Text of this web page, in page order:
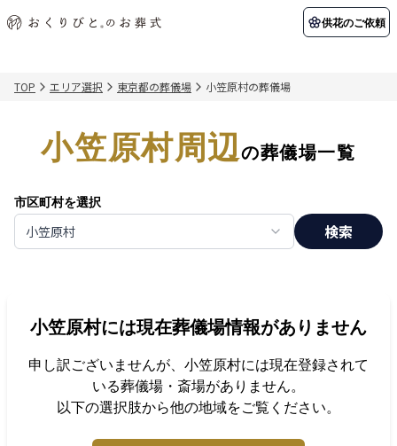
供花のご依頼
初めての方へ 納棺の儀とは？
アフターサポート
会社概要 店舗用地募集
関東エリア
千葉県
北海道エリア
ご葬儀事例 お客様の声
葬儀の知識 供花のご依頼
TOP エリア選択 東京都の葬儀場 小笠原村の葬儀場
小笠原村周辺の葬儀場一覧
市区町村を選択
小笠原村 検索
小笠原村には現在葬儀場情報がありません
申し訳ございませんが、 小笠原村には現在登録されて
いる葬儀場・斎場がありません。
以下の選択肢から他の地域をご覧ください。